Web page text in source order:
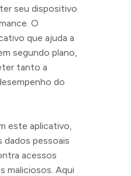
seu dispositivo
O
que ajuda a
segundo plano,
tanto a
do
este aplicativo,
dados pessoais
acessos
maliciosos. Aqui